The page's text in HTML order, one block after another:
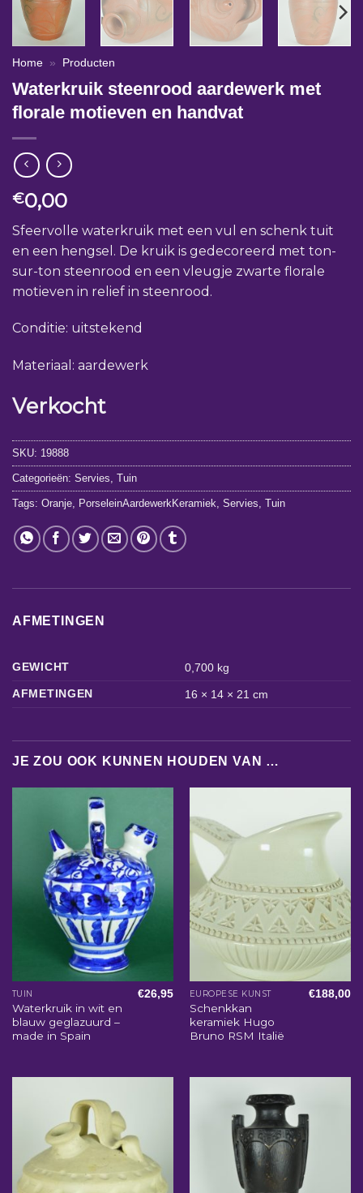
Home » Producten
Waterkruik steenrood aardewerk met
florale motieven en handvat
€0,00
Sfeervolle waterkruik met een vul en schenk tuit
en een hengsel. De kruik is gedecoreerd met ton-
sur-ton steenrood en een vleugje zwarte florale
motieven in relief in steenrood.
Conditie: uitstekend
Materiaal: aardewerk
Verkocht
SKU: 19888
Categorieën: Servies Tuin
Tags: Oranje PorseleinAardewerkKeramiek Servies Tuin
AFMETINGEN
GEWICHT
0,700 kg
AFMETINGEN
16 × 14 × 21 cm
JE ZOU OOK KUNNEN HOUDEN VAN …
TUIN
Waterkruik in wit en
blauw geglazuurd –
made in Spain
€26,95 EUROPESE KUNST
Schenkkan
keramiek Hugo
Bruno RSM Italië
€188,00